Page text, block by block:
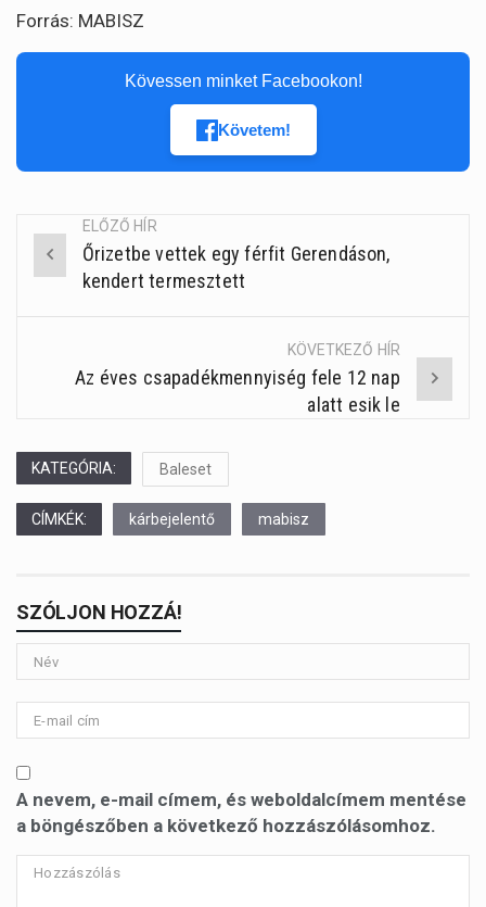
Forrás: MABISZ
Kövessen minket Facebookon!
Követem!
Post
navigation
ELŐZŐ HÍR
Őrizetbe vettek egy férfit Gerendáson,
kendert termesztett
KÖVETKEZŐ HÍR
Az éves csapadékmennyiség fele 12 nap
alatt esik le
KATEGÓRIA: Baleset
CÍMKÉK: kárbejelentő mabisz
SZÓLJON HOZZÁ!
A nevem, e-mail címem, és weboldalcímem mentése
a böngészőben a következő hozzászólásomhoz.